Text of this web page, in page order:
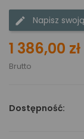
Napisz
1 386,00 zł
Brutto
Dostępność: